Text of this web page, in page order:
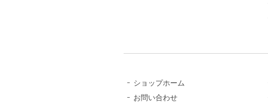
ショップホーム
お問い合わせ